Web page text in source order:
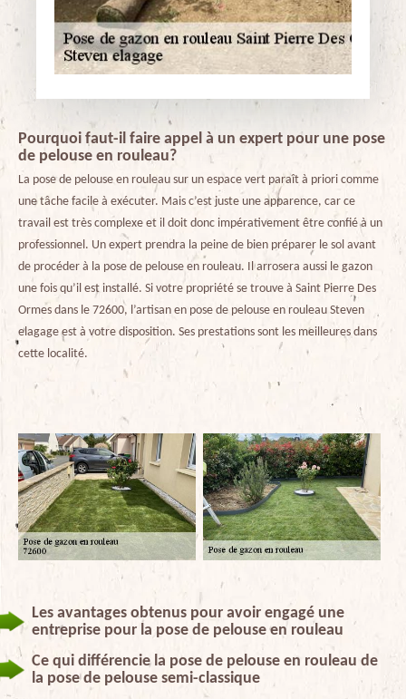
Pourquoi faut-il faire appel à un expert pour une pose
de pelouse en rouleau?
La pose de pelouse en rouleau sur un espace vert paraît à priori comme
une tâche facile à exécuter. Mais c’est juste une apparence, car ce
travail est très complexe et il doit donc impérativement être confié à un
professionnel. Un expert prendra la peine de bien préparer le sol avant
de procéder à la pose de pelouse en rouleau. Il arrosera aussi le gazon
une fois qu’il est installé. Si votre propriété se trouve à Saint Pierre Des
Ormes dans le 72600, l’artisan en pose de pelouse en rouleau Steven
elagage est à votre disposition. Ses prestations sont les meilleures dans
cette localité.
Les avantages obtenus pour avoir engagé une
entreprise pour la pose de pelouse en rouleau
Ce qui différencie la pose de pelouse en rouleau de
la pose de pelouse semi-classique